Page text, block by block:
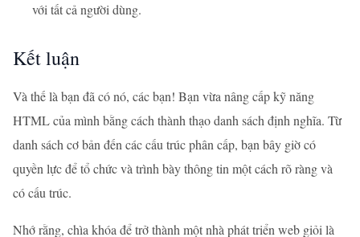
với tất cả người dùng.
Kết luận
Và thế là bạn đã có nó, các bạn! Bạn vừa nâng cấp kỹ năng
HTML của mình bằng cách thành thạo danh sách định nghĩa. Từ
danh sách cơ bản đến các cấu trúc phân cấp, bạn bây giờ có
quyền lực để tổ chức và trình bày thông tin một cách rõ ràng và
có cấu trúc.
Nhớ rằng, chìa khóa để trở thành một nhà phát triển web giỏi là